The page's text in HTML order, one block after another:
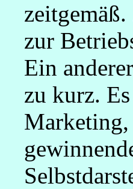
zur
Ein
zu kurz.
Marketing,